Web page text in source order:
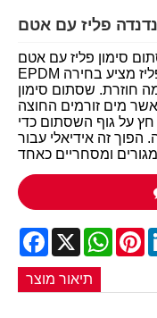
סימון פליז עם אטם
EPDM בסין. שסתום הסימון נדנדת הפליז מציע בחירה
חוזרת. שסתום סימון
מים זורמים החוצה
על גוף השסתום כדי
זה אידיאלי עבור
Facebook
X
תיאור מוצר